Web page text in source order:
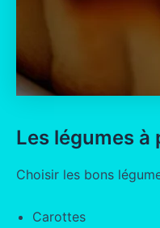
Les légumes à
Choisir les bons
Carottes